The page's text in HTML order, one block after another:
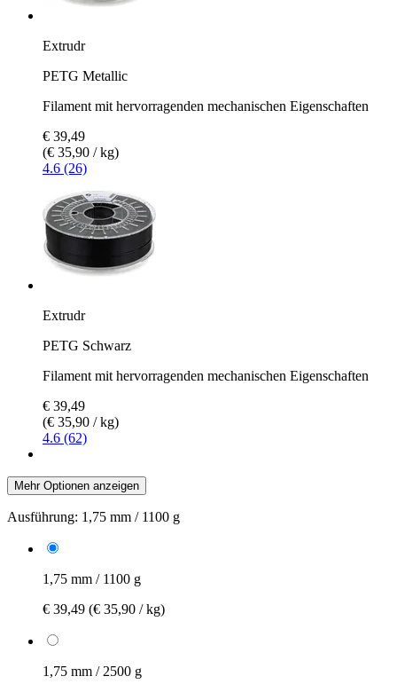
Extrudr
PETG Metallic
Filament mit hervorragenden mechanischen Eigenschaften
€ 39,49
(€ 35,90 / kg)
4.6 (26)
Extrudr
PETG Schwarz
Filament mit hervorragenden mechanischen Eigenschaften
€ 39,49
(€ 35,90 / kg)
4.6 (62)
Mehr Optionen anzeigen
Ausführung: 1,75 mm / 1100 g
1,75 mm / 1100 g
€ 39,49 (€ 35,90 / kg)
1,75 mm / 2500 g